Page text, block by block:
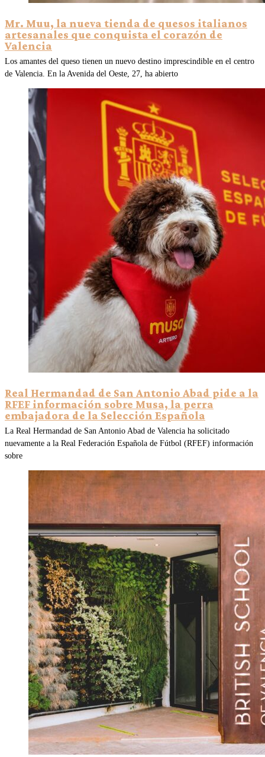
Mr. Muu, la nueva tienda de quesos italianos
artesanales que conquista el corazón de
Valencia
Los amantes del queso tienen un nuevo destino imprescindible en el centro
de Valencia. En la Avenida del Oeste, 27, ha abierto
Real Hermandad de San Antonio Abad pide a la
RFEF información sobre Musa, la perra
embajadora de la Selección Española
La Real Hermandad de San Antonio Abad de Valencia ha solicitado
nuevamente a la Real Federación Española de Fútbol (RFEF) información
sobre